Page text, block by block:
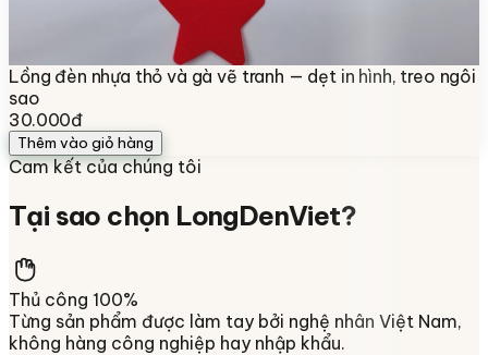
Lồng đèn nhựa thỏ và gà vẽ tranh — dẹt in hình, treo ngôi
sao
30.000đ
Thêm vào giỏ hàng
Cam kết của chúng tôi
Tại sao chọn LongDenViet?
Thủ công 100%
Từng sản phẩm được làm tay bởi nghệ nhân Việt Nam,
không hàng công nghiệp hay nhập khẩu.